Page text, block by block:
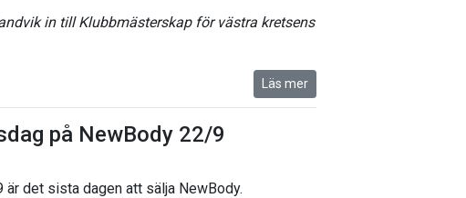
in till Klubbmästerskap för västra kretsens
Läs mer
på NewBody 22/9
det sista dagen att sälja NewBody.